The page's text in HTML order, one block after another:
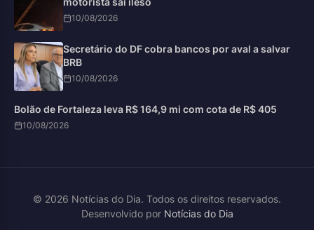
10/08/2026
Secretário do DF cobra bancos por aval a salvar
BRB
10/08/2026
Bolão de Fortaleza leva R$ 164,9 mi com cota de R$ 405
10/08/2026
© 2026 Notícias do Dia. Todos os direitos reservados.
Desenvolvido por Notícias do Dia